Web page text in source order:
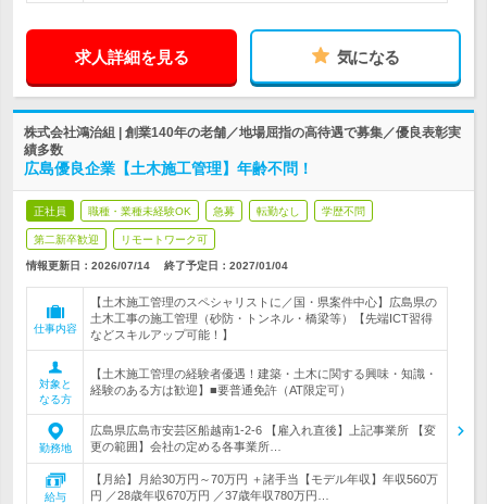
求人詳細を見る 気になる
株式会社鴻治組 | 創業140年の老舗／地場屈指の高待遇で募集／優良表彰実
績多数
広島優良企業【土木施工管理】年齢不問！
正社員 職種・業種未経験OK 急募 転勤なし 学歴不問
第二新卒歓迎 リモートワーク可
情報更新日：2026/07/14 終了予定日： 2027/01/04
仕事内容
【土木施工管理のスペシャリストに／国・県案件中心】広島県の
土木工事の施工管理（砂防・トンネル・橋梁等）【先端ICT習得
などスキルアップ可能！】
対象と
なる方
【土木施工管理の経験者優遇！建築・土木に関する興味・知識・
経験のある方は歓迎】■要普通免許（AT限定可）
勤務地
広島県広島市安芸区船越南1-2-6 【雇入れ直後】上記事業所 【変
更の範囲】会社の定める各事業所…
給与
【月給】月給30万円～70万円 ＋諸手当【モデル年収】年収560万
円 ／28歳年収670万円 ／37歳年収780万円…